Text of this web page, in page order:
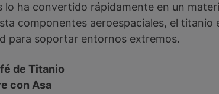
lo ha convertido rápidamente en un
componentes aeroespaciales, el titanio
para soportar entornos extremos.
de Titanio
con Asa